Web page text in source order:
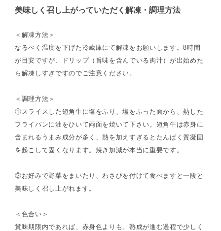
美味しく召し上がっていただく解凍・調理方法
＜解凍方法＞
なるべく温度を下げた冷蔵庫にて解凍をお願いします。8時間
が目安ですが、ドリップ（旨味を含んでいる肉汁）が出始めた
ら解凍しすぎですのでご注意ください。
＜調理方法＞
①スライスした短角牛に塩をふり、塩をふった面から、熱した
フライパンに油をひいて両面を焼いて下さい。短角牛は赤身に
含まれるうまみ成分が多く、熱を加えすぎるとたんぱく質凝固
を起こして固くなります。焼き加減が本当に重要です。
②お好みで野菜をまいたり、わさびを付けて食べますと一段と
美味しく召し上がれます。
＜色合い＞
賞味期限内であれば、赤身色よりも、熟成が進む過程で少しく